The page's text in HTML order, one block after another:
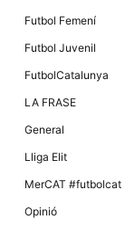
Futbol Femení
Futbol Juvenil
FutbolCatalunya
LA FRASE
General
Lliga Elit
MerCAT #futbolcat
Opinió